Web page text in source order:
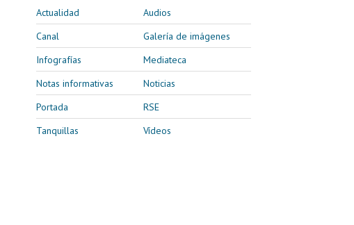
Actualidad
Audios
Canal
Galería de imágenes
Infografías
Mediateca
Notas informativas
Noticias
Portada
RSE
Tanquillas
Vídeos